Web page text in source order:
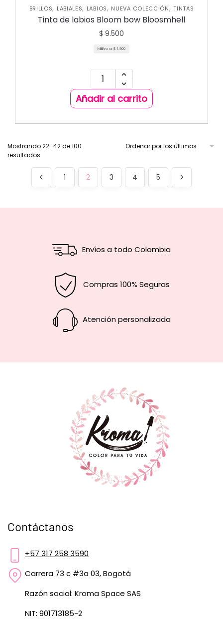
BRILLOS, LABIALES, LABIOS, NUEVA COLECCIÓN,TINTAS
Tinta de labios Bloom bow Bloosmhell
$ 9.500
Mililitro a: $ 1.900
Añadir al carrito
Mostrando 22–42 de 100
resultados
1 2 3 4 5
Envíos a todo Colombia
Compras 100% Seguras
Atención personalizada
Contáctanos
+57 317 258 3590
Carrera 73 c #3a 03, Bogotá
Razón social: Kroma Space SAS
NIT: 901713185-2